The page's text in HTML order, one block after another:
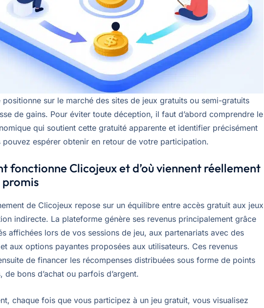
positionne sur le marché des sites de jeux gratuits ou semi-gratuits
de gains. Pour éviter toute déception, il faut d’abord comprendre le
qui soutient cette gratuité apparente et identifier précisément
pouvez espérer obtenir en retour de votre participation.
fonctionne Clicojeux et d’où viennent réellement
promis
de Clicojeux repose sur un équilibre entre accès gratuit aux jeux
indirecte. La plateforme génère ses revenus principalement grâce
affichées lors de vos sessions de jeu, aux partenariats avec des
aux options payantes proposées aux utilisateurs. Ces revenus
de financer les récompenses distribuées sous forme de points
de bons d’achat ou parfois d’argent.
chaque fois que vous participez à un jeu gratuit, vous visualisez